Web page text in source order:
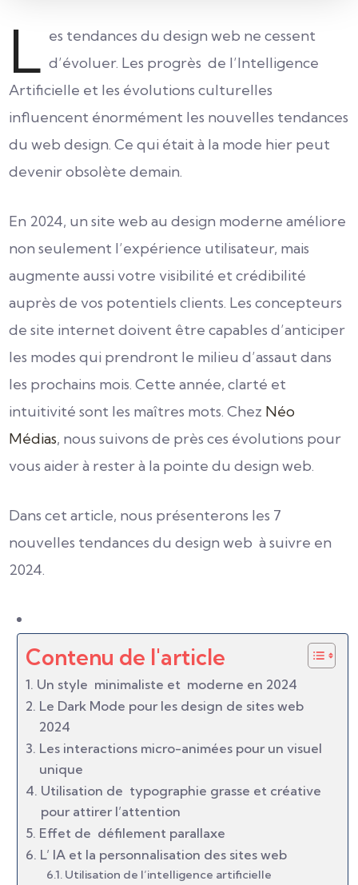
L es tendances du design web ne cessent
d’évoluer. Les progrès de l’Intelligence
Artificielle et les évolutions culturelles
influencent énormément les nouvelles tendances
du web design. Ce qui était à la mode hier peut
devenir obsolète demain.
En 2024, un site web au design moderne améliore
non seulement l’expérience utilisateur, mais
augmente aussi votre visibilité et crédibilité
auprès de vos potentiels clients. Les concepteurs
de site internetdoivent être capables d’anticiper
les modes qui prendront le milieu d’assaut dans
les prochains mois. Cette année, clarté et
intuitivité sont les maîtres mots. Chez Néo
Médias, nous suivons de près ces évolutions pour
vous aider à rester à la pointe du design web.
Dans cet article, nous présenterons les 7
nouvelles tendances du design web à suivre en
2024.
Contenu de l'article
Un style minimaliste et moderne en 2024
Le Dark Mode pour les design de sites web
2024
Les interactions micro-animées pour un visuel
unique
Utilisation de typographie grasse et créative
pour attirer l’attention
Effet de défilement parallaxe
L’ IA et la personnalisation des sites web
Utilisation de l’intelligence artificielle